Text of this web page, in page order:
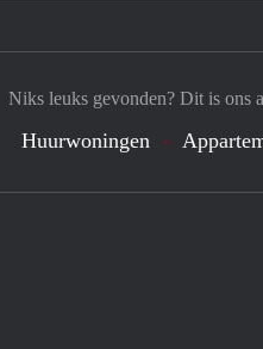
Niks leuks gevonden? Dit is ons
Huurwoningen